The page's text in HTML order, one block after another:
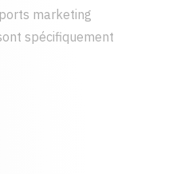
marketing
spécifiquement